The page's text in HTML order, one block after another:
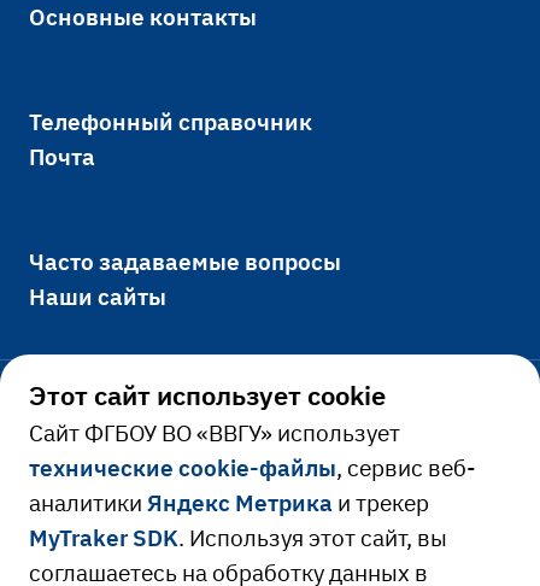
Основные контакты
Телефонный справочник
Почта
Часто задаваемые вопросы
Наши сайты
Официально
Сведения об образовательной
организации
Сведения о доходах руководителя
Ресурсы и сервисы
Расписание занятий
Этот сайт использует cookie
Cайт ФГБОУ ВО «ВВГУ» использует
технические cookie-файлы, сервис веб-
аналитикиЯндекс Метрика и трекер
MyTraker SDK. Используя этот сайт, вы
соглашаетесь на обработку данных в